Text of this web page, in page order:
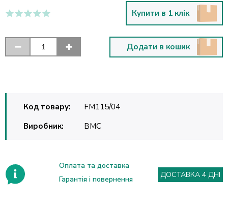
Купити в 1 клік
Додати в кошик
Код товару:
FM115/04
Виробник:
BMC
Оплата та доставка
Гарантія і повернення
ДОСТАВКА 4 ДНІ